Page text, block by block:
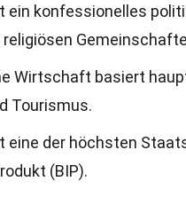
ein konfessionelles
Wirtschaft basiert
Tourismus.
eine der höchsten
(BIP).